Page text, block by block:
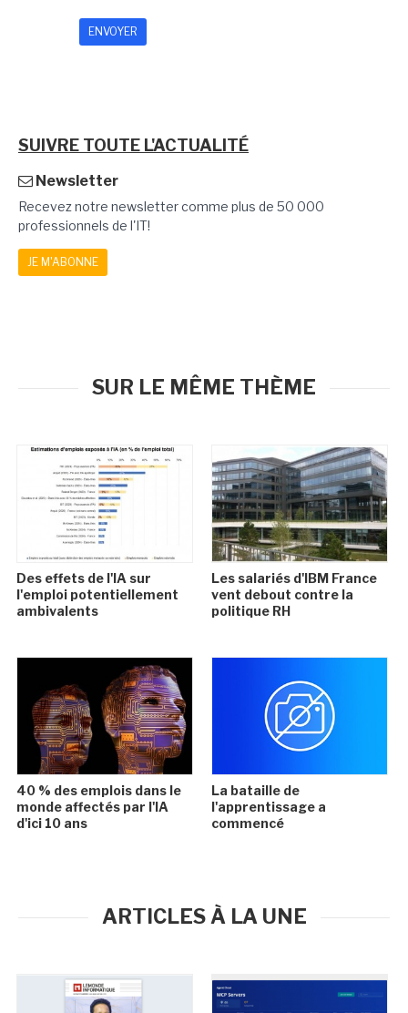
SUIVRE TOUTE L'ACTUALITÉ
Newsletter
Recevez notre newsletter comme plus de 50 000
professionnels de l'IT!
JE M'ABONNE
SUR LE MÊME THÈME
Des effets de l'IA sur
l'emploi potentiellement
ambivalents
Les salariés d'IBM France
vent debout contre la
politique RH
40 % des emplois dans le
monde affectés par l'IA
d'ici 10 ans
La bataille de
l'apprentissage a
commencé
ARTICLES À LA UNE